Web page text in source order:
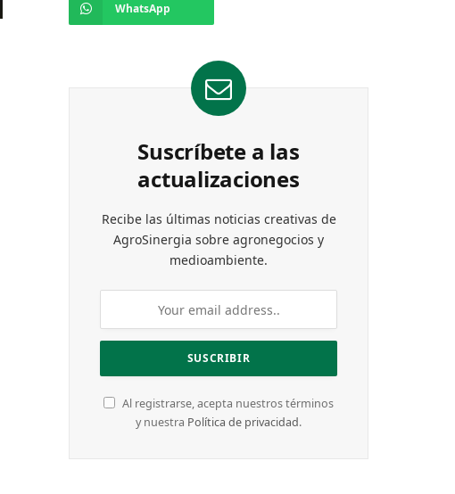
WhatsApp
Suscríbete a las
actualizaciones
Recibe las últimas noticias creativas de
AgroSinergia sobre agronegocios y
medioambiente.
Al registrarse, acepta nuestros términos
y nuestra Política de privacidad.